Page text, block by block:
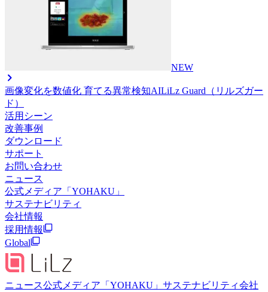
NEW
画像変化を数値化 育てる異常検知AILiLz Guard（リルズガー
ド）
活用シーン
改善事例
ダウンロード
サポート
お問い合わせ
ニュース
公式メディア「YOHAKU」
サステナビリティ
会社情報
採用情報
Global
ニュース公式メディア「YOHAKU」 サステナビリティ会社